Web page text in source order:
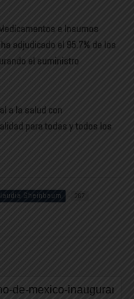
e Insumos
ha adjudicado el 95.7% de los
el suministro
a la salud con
para todas y todos los
Sheinbaum 267